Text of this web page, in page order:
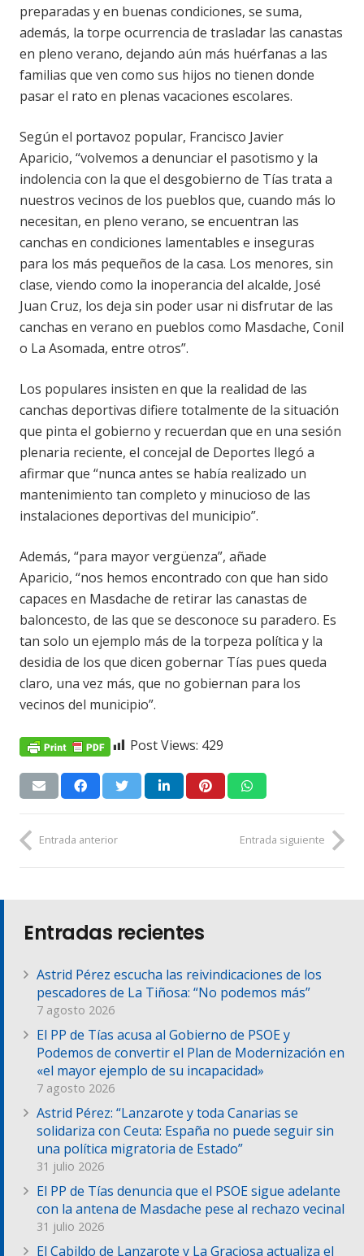
preparadas y en buenas condiciones, se suma,
además, la torpe ocurrencia de trasladar las canastas
en pleno verano, dejando aún más huérfanas a las
familias que ven como sus hijos no tienen donde
pasar el rato en plenas vacaciones escolares.
Según el portavoz popular, Francisco Javier
Aparicio, “volvemos a denunciar el pasotismo y la
indolencia con la que el desgobierno de Tías trata a
nuestros vecinos de los pueblos que, cuando más lo
necesitan, en pleno verano, se encuentran las
canchas en condiciones lamentables e inseguras
para los más pequeños de la casa. Los menores, sin
clase, viendo como la inoperancia del alcalde, José
Juan Cruz, los deja sin poder usar ni disfrutar de las
canchas en verano en pueblos como Masdache, Conil
o La Asomada, entre otros”.
Los populares insisten en que la realidad de las
canchas deportivas difiere totalmente de la situación
que pinta el gobierno y recuerdan que en una sesión
plenaria reciente, el concejal de Deportes llegó a
afirmar que “nunca antes se había realizado un
mantenimiento tan completo y minucioso de las
instalaciones deportivas del municipio”.
Además, “para mayor vergüenza”, añade
Aparicio, “nos hemos encontrado con que han sido
capaces en Masdache de retirar las canastas de
baloncesto, de las que se desconoce su paradero. Es
tan solo un ejemplo más de la torpeza política y la
desidia de los que dicen gobernar Tías pues queda
claro, una vez más, que no gobiernan para los
vecinos del municipio”.
Post Views: 429
Entrada anterior Entrada siguiente
Entradas recientes
Astrid Pérez escucha las reivindicaciones de los
pescadores de La Tiñosa: “No podemos más”
7 agosto 2026
El PP de Tías acusa al Gobierno de PSOE y
Podemos de convertir el Plan de Modernización en
«el mayor ejemplo de su incapacidad»
7 agosto 2026
Astrid Pérez: “Lanzarote y toda Canarias se
solidariza con Ceuta: España no puede seguir sin
una política migratoria de Estado”
31 julio 2026
El PP de Tías denuncia que el PSOE sigue adelante
con la antena de Masdache pese al rechazo vecinal
31 julio 2026
El Cabildo de Lanzarote y La Graciosa actualiza el